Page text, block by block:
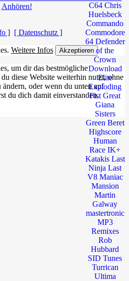
Anhören!
] [ Datenschutz ]
Weitere Infos Akzeptieren
um dir das bestmögliche
diese Website weiterhin nutzt, ohne
oder wenn du unten auf
du dich damit einverstanden.